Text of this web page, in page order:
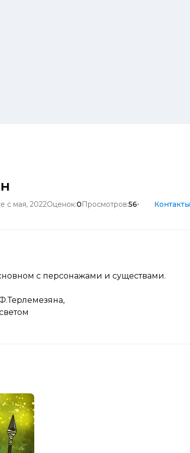
с мая, 2022Оценок:0Просмотров:56 Контакты
с персонажами и существами.